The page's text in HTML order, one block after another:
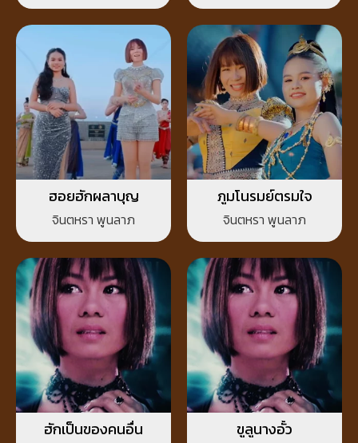
ฮอยฮักผลาบุญ
จินตหรา พูนลาภ
ภูมโนรมย์ตรมใจ
จินตหรา พูนลาภ
ฮักเป็นของคนอื่น ขูลูนางอั้ว